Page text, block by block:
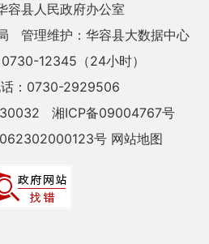
容县人民政府办公室
管理维护：华容县大数据中心
12345（24小时）
话：0730-2929506
湘ICP备09004767号
号 网站地图